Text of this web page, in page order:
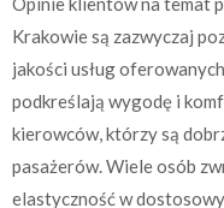
Krakowie są zazwyczaj
jakości usług
podkreślają wygodę i
kierowców, którzy są
pasażerów. Wiele osób
elastyczność w